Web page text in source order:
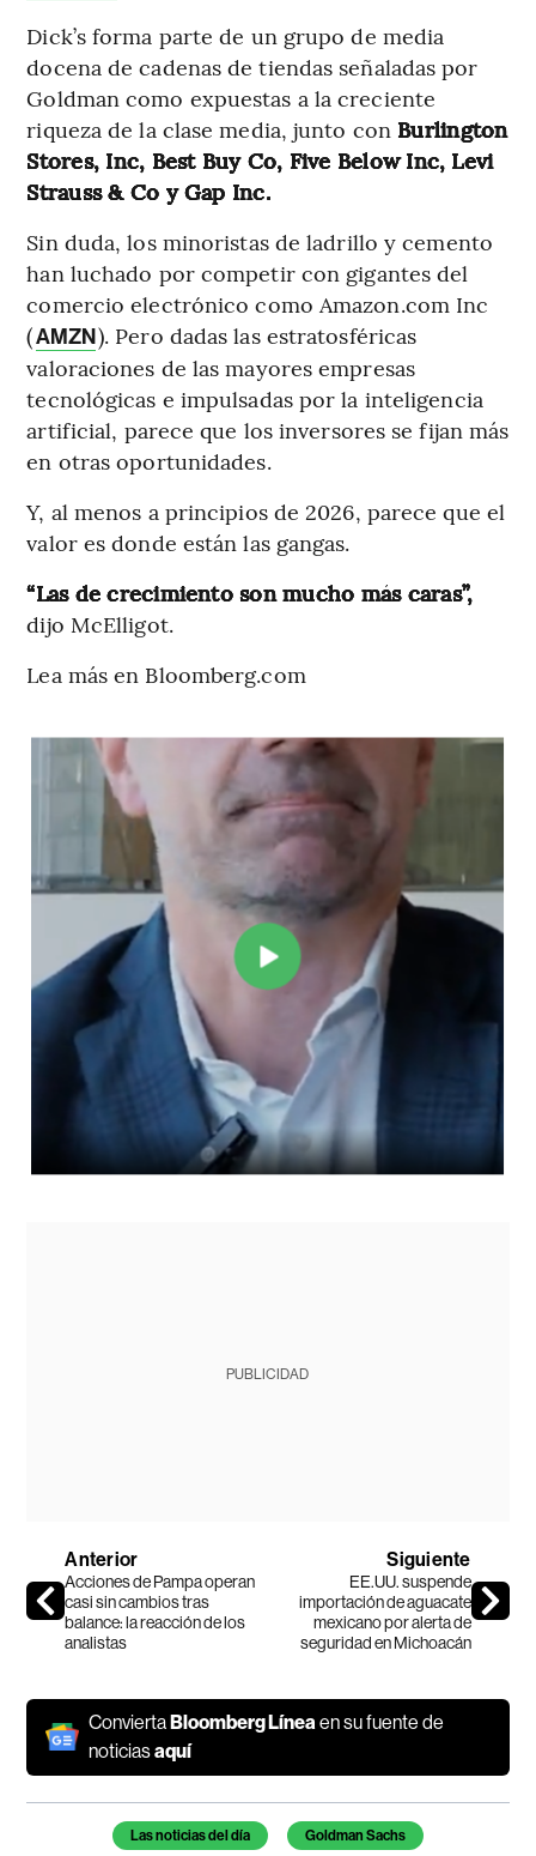
Dick’s forma parte de un grupo de media
docena de cadenas de tiendas señaladas por
Goldman como expuestas a la creciente
riqueza de la clase media, junto con Burlington
Stores, Inc, Best Buy Co, Five Below Inc, Levi
Strauss & Co y Gap Inc.
Sin duda, los minoristas de ladrillo y cemento
han luchado por competir con gigantes del
comercio electrónico como Amazon.com Inc
(AMZN). Pero dadas las estratosféricas
valoraciones de las mayores empresas
tecnológicas e impulsadas por la inteligencia
artificial, parece que los inversores se fijan más
en otras oportunidades.
Y, al menos a principios de 2026, parece que el
valor es donde están las gangas.
“Las de crecimiento son mucho más caras”,
dijo McElligot.
Lea más en Bloomberg.com
PUBLICIDAD
Anterior
Acciones de Pampa operan
casi sin cambios tras
balance: la reacción de los
analistas
Siguiente
EE.UU. suspende
importación de aguacate
mexicano por alerta de
seguridad en Michoacán
ConviertaBloomberg Línea en su fuente de
noticiasaquí
Temas de este artículo
Las noticias del día Goldman Sachs